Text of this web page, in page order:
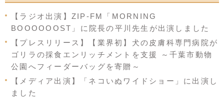
【ラジオ出演】ZIP-FM「MORNING
BOOOOOOST」に院長の平川先生が出演しました
【プレスリリース】【業界初】犬の皮膚科専門病院が
ゴリラの採食エンリッチメントを支援 ～千葉市動物
公園へフィーダーバッグを寄贈～
【メディア出演】「ネコいぬワイドショー」に出演し
ました